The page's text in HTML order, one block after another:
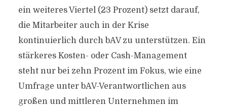
ein weiteres Viertel (23 Prozent) setzt darauf,
die Mitarbeiter auch in der Krise
kontinuierlich durch bAV zu unterstützen. Ein
stärkeres Kosten- oder Cash-Management
steht nur bei zehn Prozent im Fokus, wie eine
Umfrage unter bAV-Verantwortlichen aus
großen und mittleren Unternehmen im